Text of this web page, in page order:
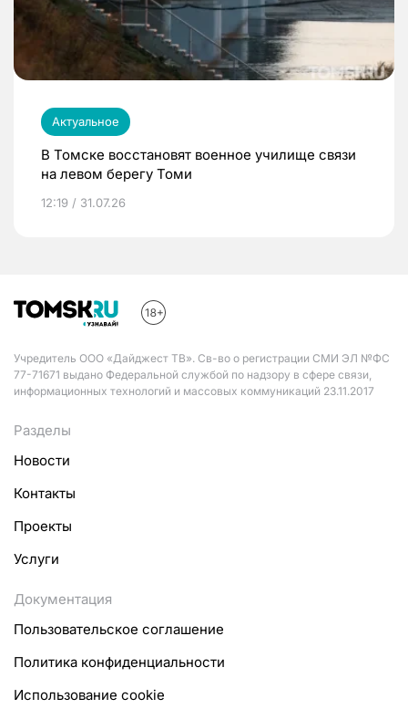
Актуальное
В Томске восстановят военное училище связи
на левом берегу Томи
12:19 / 31.07.26
Учредитель ООО «Дайджест ТВ». Св-во о регистрации СМИ ЭЛ №ФС
77-71671 выдано Федеральной службой по надзору в сфере связи,
информационных технологий и массовых коммуникаций 23.11.2017
Разделы
Новости
Контакты
Проекты
Услуги
Документация
Пользовательское соглашение
Политика конфиденциальности
Использование cookie